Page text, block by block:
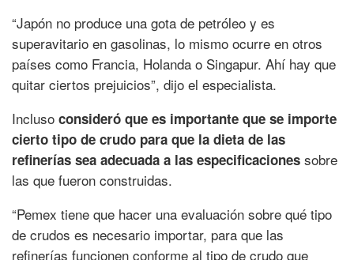
“Japón no produce una gota de petróleo y es
superavitario en gasolinas, lo mismo ocurre en otros
países como Francia, Holanda o Singapur. Ahí hay que
quitar ciertos prejuicios”, dijo el especialista.
Incluso consideró que es importante que se importe
cierto tipo de crudo para que la dieta de las
refinerías sea adecuada a las especificaciones sobre
las que fueron construidas.
“Pemex tiene que hacer una evaluación sobre qué tipo
de crudos es necesario importar, para que las
refinerías funcionen conforme al tipo de crudo que